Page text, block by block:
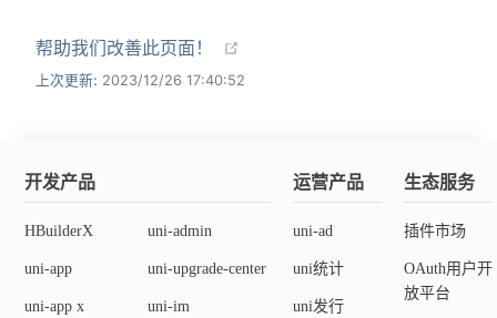
帮助我们改善此页面！
上次更新: 2023/12/26 17:40:52
开发产品
HBuilderX
uni-app
uni-app x
uni-admin
uni-upgrade-center
uni-im
运营产品
uni-ad
uni统计
uni发行
生态服务
插件市场
OAuth用户开
放平台